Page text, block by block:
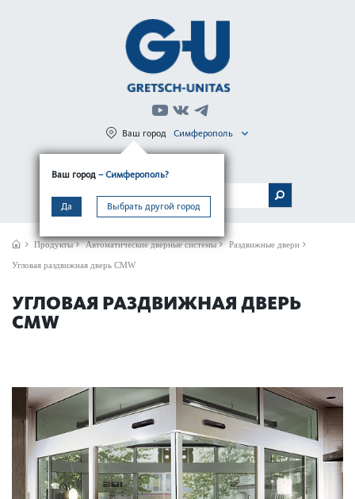
Ваш город – Симферополь?
Да Выбрать другой город
Ваш город Симферополь
МЕНЮ
Продукты Автом­ат­ические дверные сис­темы Раздвижные двери
Угловая раздвижная дверь CMW
УГЛОВАЯ РАЗДВИЖНАЯ ДВЕРЬ
CMW